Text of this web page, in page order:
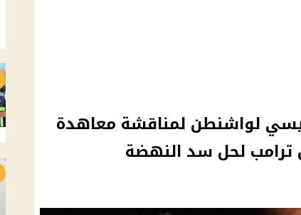
لواشنطن لمناقشة معاهدة
ترامب لحل سد النهضة